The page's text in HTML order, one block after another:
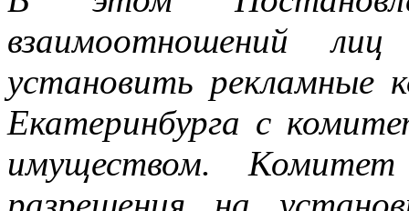
взаимоотношений
установить рекламные
Екатеринбурга с
имуществом.